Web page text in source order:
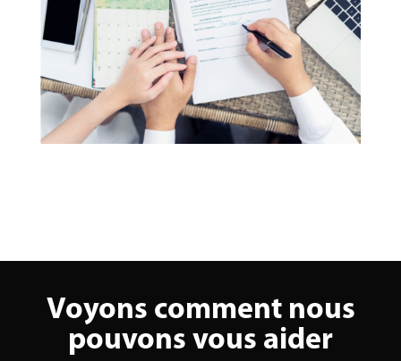
Voyons comment nous
pouvons vous aider